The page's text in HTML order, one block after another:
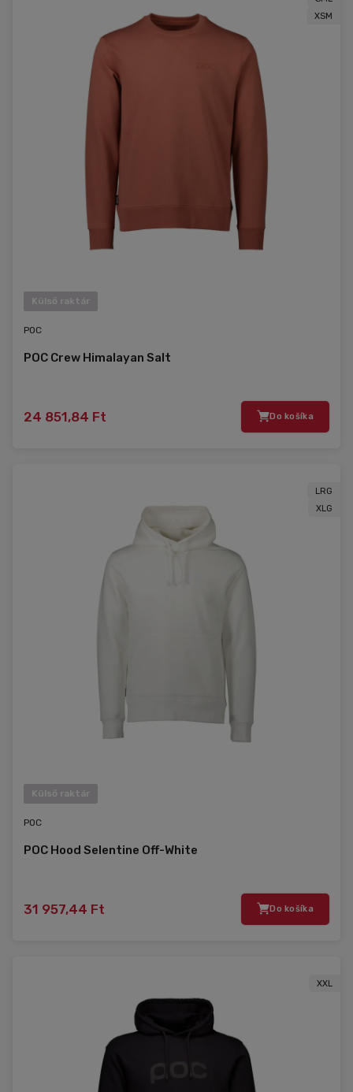
XSM
Külső raktár
POC
POC Crew Himalayan Salt
24 851,84 Ft Do košíka
LRG
XLG
Külső raktár
POC
POC Hood Selentine Off-White
31 957,44 Ft Do košíka
XXL